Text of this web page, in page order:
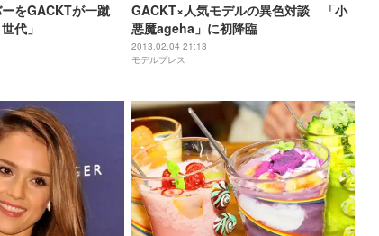
をGACKTが一蹴
代」
GACKT×人気モデルの異色対談 「小
悪魔ageha」に初降臨
2013.02.04 21:13
モデルプレス